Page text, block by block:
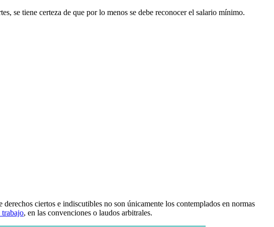
se tiene certeza de que por lo menos se debe reconocer el salario mínimo.
ciertos e indiscutibles no son únicamente los contemplados en normas
trabajo, en las convenciones o laudos arbitrales.